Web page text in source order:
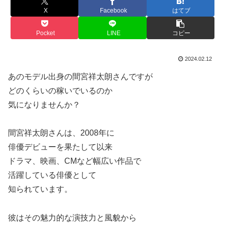
X Facebook はてブ
Pocket LINE コピー
2024.02.12
あのモデル出身の間宮祥太朗さんですが
どのくらいの稼いでいるのか
気になりませんか？
間宮祥太朗さんは、2008年に
俳優デビューを果たして以来
ドラマ、映画、CMなど幅広い作品で
活躍している俳優として
知られています。
彼はその魅力的な演技力と風貌から